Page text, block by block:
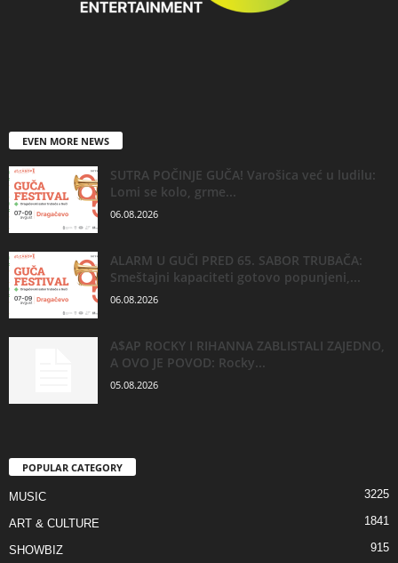
EVEN MORE NEWS
SUTRA POČINJE GUČA! Varošica već u ludilu:
Lomi se kolo, grme...
06.08.2026
ALARM U GUČI PRED 65. SABOR TRUBAČA:
Smeštajni kapaciteti gotovo popunjeni,...
06.08.2026
A$AP ROCKY I RIHANNA ZABLISTALI ZAJEDNO,
A OVO JE POVOD: Rocky...
05.08.2026
POPULAR CATEGORY
MUSIC 3225
ART & CULTURE 1841
SHOWBIZ 915